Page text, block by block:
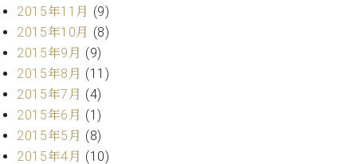
2015年11月 (9)
2015年10月 (8)
2015年9月 (9)
2015年8月 (11)
2015年7月 (4)
2015年6月 (1)
2015年5月 (8)
2015年4月 (10)